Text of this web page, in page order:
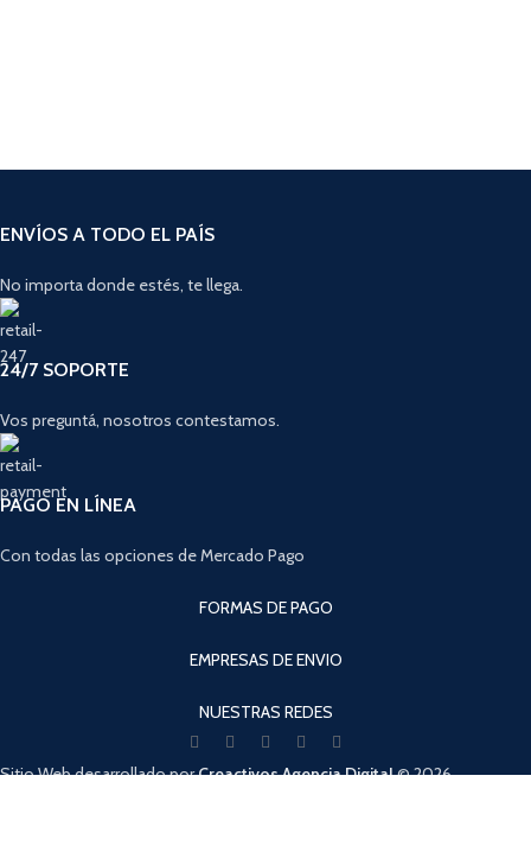
ENVÍOS A TODO EL PAÍS
No importa donde estés, te llega.
24/7 SOPORTE
Vos preguntá, nosotros contestamos.
PAGO EN LÍNEA
Con todas las opciones de Mercado Pago
FORMAS DE PAGO
EMPRESAS DE ENVIO
NUESTRAS REDES
Sitio Web desarrollado porCreactivos Agencia Digital© 2026